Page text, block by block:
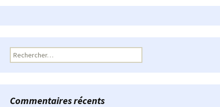
Rechercher :
Commentaires récents